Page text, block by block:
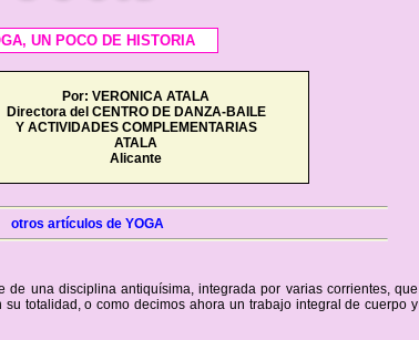
UN POCO DE HISTORIA
Por: VERONICA ATALA
Directora del CENTRO DE DANZA-BAILE
Y ACTIVIDADES COMPLEMENTARIAS
ATALA
Alicante
otros artículos de YOGA
de una disciplina antiquísima, integrada por varias corrientes, que
totalidad, o como decimos ahora un trabajo integral de cuerpo y